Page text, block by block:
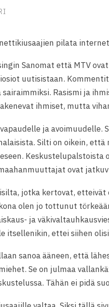
pilata
Sanomat että MTV
uutisistaan.
Rasismi ja
ihmiset, mutta
ja avoimuudelle.
aisista. Silti on oikein,
ovat
jotka kertovat,
olen jo tottunut
ja
itsellenikin, ettei siihen
sanoa ääneen, että
Se on julmaa
Tähän ei pidä